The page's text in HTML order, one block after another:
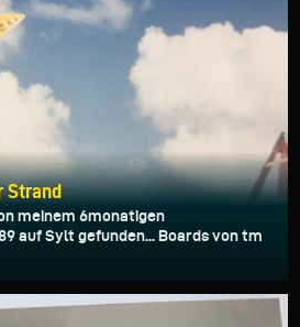
Strand
meinem 6monatigen
auf Sylt gefunden... Boards von tm